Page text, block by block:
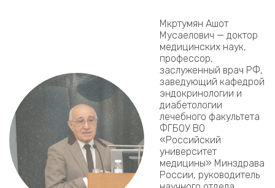
Мкртумян Ашот
Мусаелович — доктор
медицинских наук,
профессор,
заслуженный врач РФ,
заведующий кафедрой
эндокринологии и
диабетологии
лечебного факультета
ФГБОУ ВО
«Российский
университет
медицины» Минздрава
России, руководитель